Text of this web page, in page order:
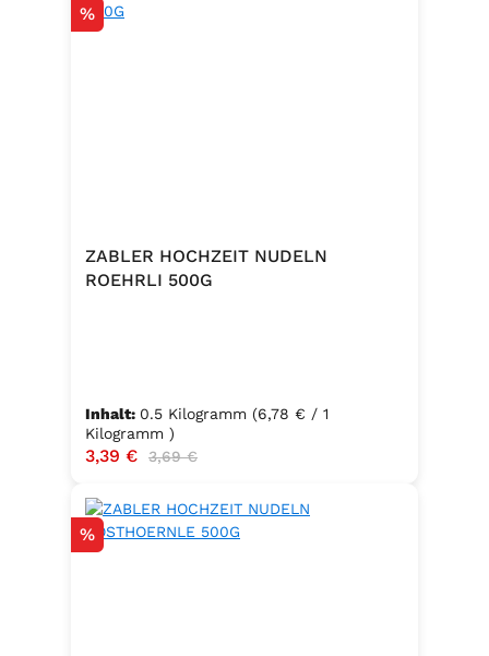
Rabatt
%
ZABLER HOCHZEIT NUDELN
ROEHRLI 500G
Inhalt: 0.5 Kilogramm (6,78 € / 1
Kilogramm )
Verkaufspreis:
3,39 € Regulärer Preis:
3,69 €
Rabatt
%